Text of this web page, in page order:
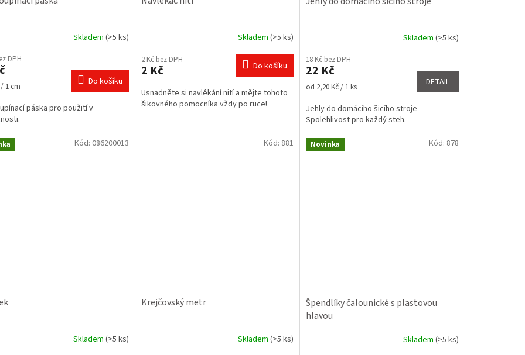
Skladem (>5 ks)
DPH
1 cm Do košíku
páska pro použití v
produktu
je
z
5
Skladem (>5 ks)
2 Kč bez DPH
2 Kč Do košíku
Usnadněte si navlékání nití a mějte tohoto
šikovného pomocníka vždy po ruce!
produktu
je
4,5
5
hvězdiček.
Skladem (>5 ks)
18 Kč bez DPH
22 Kč
Měrná
od 2,20 Kč / 1 ks DETAIL
Jehly do domácího šicího stroje –
Spolehlivost pro každý steh.
Skladem (>5 ks)
Kód: 086200013
Krejčovský metr
Skladem (>5 ks)
Kód: 881 Novinka
Špendlíky čalounické s plastovou
hlavou
Skladem (>5 ks)
Kód: 878